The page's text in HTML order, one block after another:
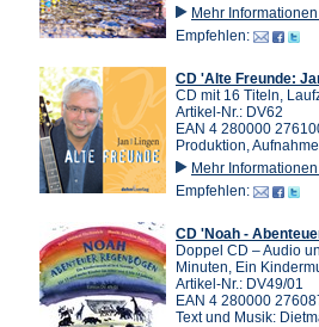
Mehr Informationen
Empfehlen:
CD 'Alte Freunde:
CD mit 16 Titeln,
Artikel-Nr.: DV62
EAN 4 280000
Produktion,
Mehr Informationen
Empfehlen:
CD 'Noah -
Doppel CD – Audio
Minuten, Ein
Artikel-Nr.: DV49/01
EAN 4 280000
Text und Musik: